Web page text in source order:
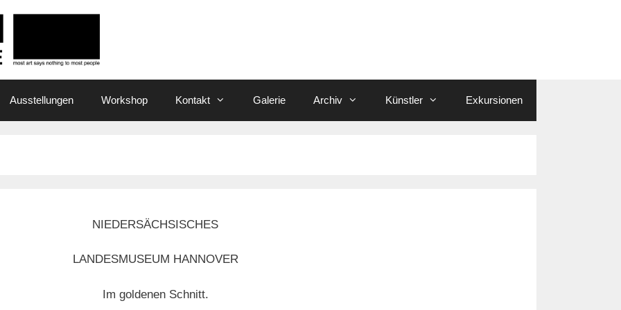
Ausstellungen Workshop Kontakt Galerie Archiv Künstler Exkursionen
NIEDERSÄCHSISCHES
LANDESMUSEUM HANNOVER
Im goldenen Schnitt.